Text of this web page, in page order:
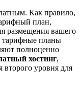
Как правило,
план,
размещения вашего
тарифные планы
полноценно
хостинг,
второго уровня для